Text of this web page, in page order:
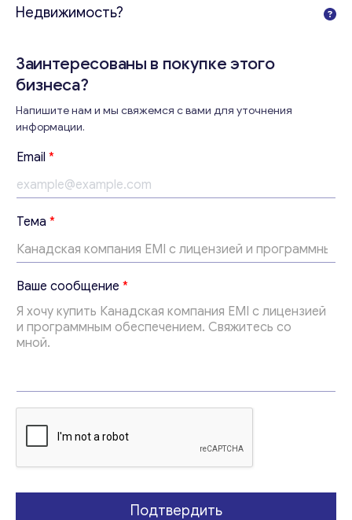
Отправьте нам запрос, и мы свяжемся с вами в
Свяжитесь со мной
Недвижимость?
Заинтересованы в покупке этого
бизнеса?
Напишите нам и мы свяжемся с вами для уточнения
информации.
Email *
с
о
о
б
щ
е
н
и
е
а
Тема *
Ваше сообщение *
Подтвердить